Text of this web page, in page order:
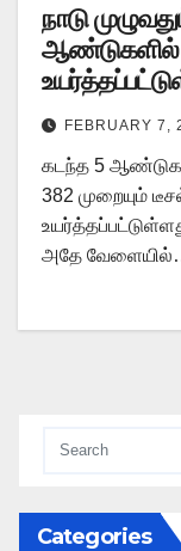
நாடு
ஆண்டுகளில்
FEBRUARY 7,
கடந்த 5
382 முறையும்
அதே
Categories